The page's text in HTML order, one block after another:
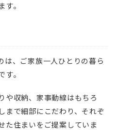
。
は、ご家族一人ひとりの暮ら
。
や収納、家事動線はもちろ
まで細部にこだわり、それぞ
た住まいをご提案していま